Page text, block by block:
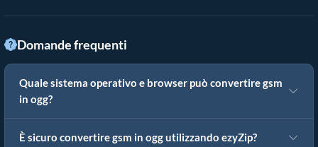
Domande frequenti
Quale sistema operativo e browser può convertire gsm
in ogg?
È sicuro convertire gsm in ogg utilizzando ezyZip?